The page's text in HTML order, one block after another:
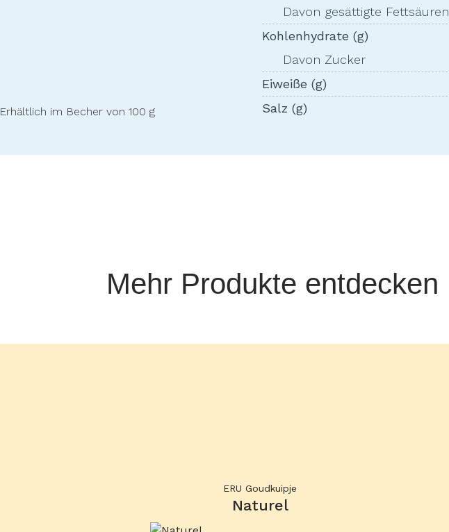
Erhältlich im Becher von 100 g
Davon gesättigte Fettsäuren
Kohlenhydrate (g)
Davon Zucker
Eiweiße (g)
Salz (g)
Mehr Produkte entdecken
ERU Goudkuipje
Naturel